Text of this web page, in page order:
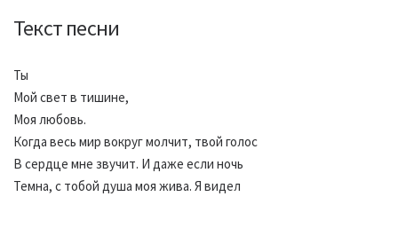
Текст песни
Ты
Мой свет в тишине,
Моя любовь.
Когда весь мир вокруг молчит, твой голос
В сердце мне звучит. И даже если ночь
Темна, с тобой душа моя жива. Я видел